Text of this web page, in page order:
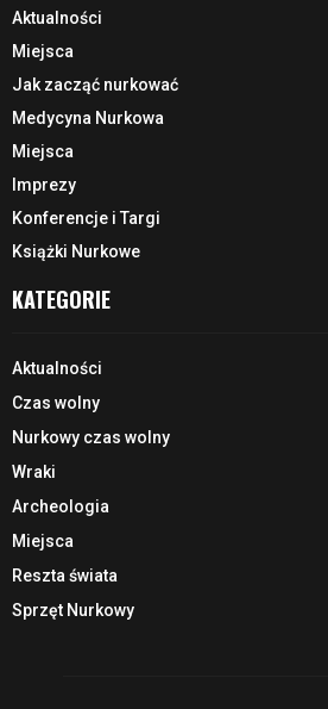
Aktualności
Miejsca
Jak zacząć nurkować
Medycyna Nurkowa
Miejsca
Imprezy
Konferencje i Targi
Książki Nurkowe
KATEGORIE
Aktualności
Czas wolny
Nurkowy czas wolny
Wraki
Archeologia
Miejsca
Reszta świata
Sprzęt Nurkowy